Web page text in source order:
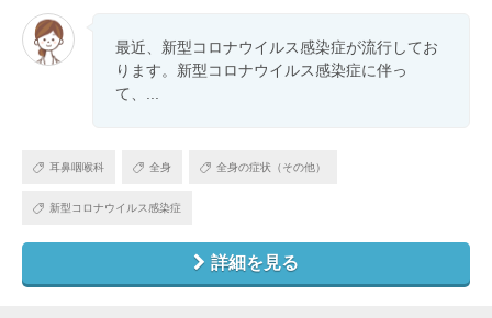
最近、新型コロナウイルス感染症が流行してお
ります。新型コロナウイルス感染症に伴っ
て、...
耳鼻咽喉科 全身 全身の症状（その他）
新型コロナウイルス感染症
詳細を見る